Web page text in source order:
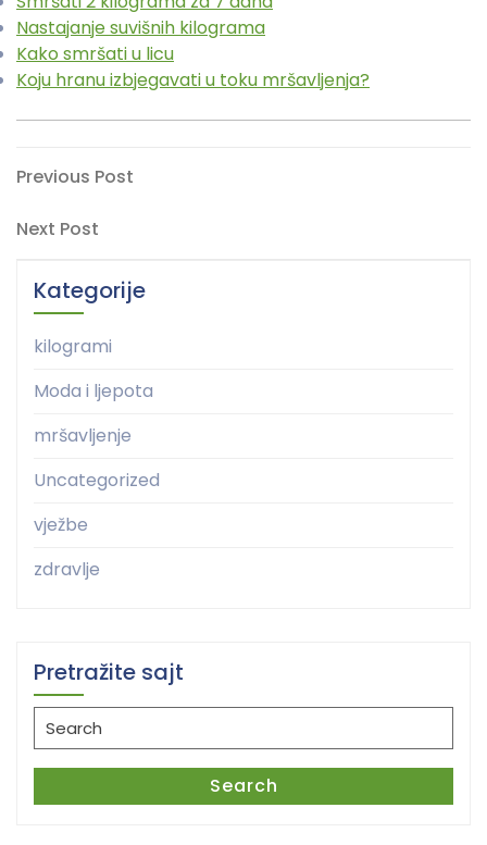
Nastajanje suvišnih kilograma
Kako smršati u licu
Koju hranu izbjegavati u toku mršavljenja?
Navigacija
objava
Previous
Previous Post
Next
Next Post
Kategorije
kilogrami
Moda i ljepota
mršavljenje
Uncategorized
vježbe
zdravlje
Pretražite sajt
Search
for:
Search